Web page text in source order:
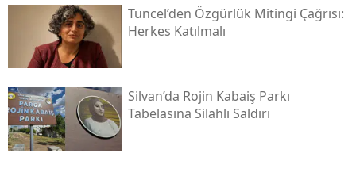
Tuncel’den Özgürlük Mitingi Çağrısı:
Herkes Katılmalı
Silvan’da Rojin Kabaiş Parkı
Tabelasına Silahlı Saldırı